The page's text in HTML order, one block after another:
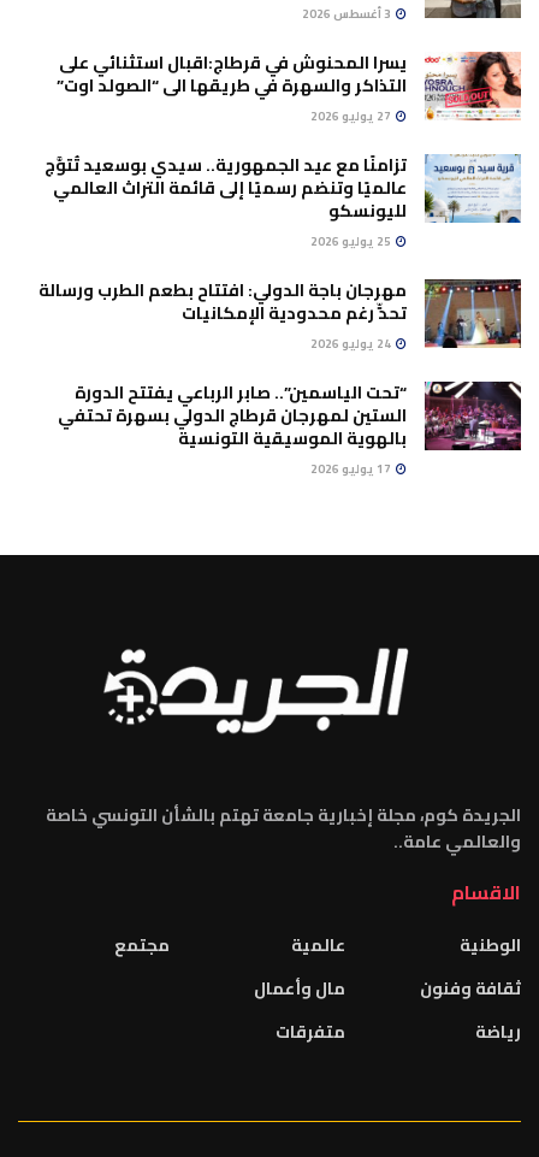
يسرا المحنوش في قرطاج:اقبال استثنائي على
التذاكر والسهرة في طريقها الى “الصولد اوت”
تزامنًا مع عيد الجمهورية.. سيدي بوسعيد تُتوَّج
عالميًا وتنضم رسميًا إلى قائمة التراث العالمي
لليونسكو
مهرجان باجة الدولي: افتتاح بطعم الطرب ورسالة
تحدٍّ رغم محدودية الإمكانيات
“تحت الياسمين”.. صابر الرباعي يفتتح الدورة
الستين لمهرجان قرطاج الدولي بسهرة تحتفي
بالهوية الموسيقية التونسية
الجريدة كوم، مجلة إخبارية جامعة تهتم بالشأن التونسي خاصة
والعالمي عامة..
الاقسام
الوطنية
ثقافة وفنون
رياضة
عالمية
مال وأعمال
متفرقات
مجتمع